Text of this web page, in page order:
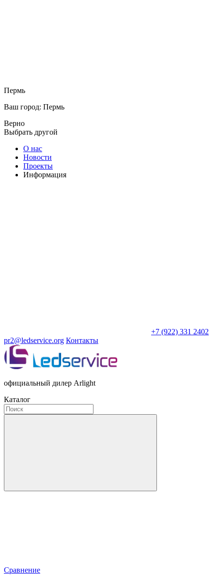
Пермь
Ваш город: Пермь
Верно
Выбрать другой
О нас
Новости
Проекты
Информация
+7 (922) 331 2402
pr2@ledservice.org Контакты
официальный дилер Arlight
Каталог
Сравнение